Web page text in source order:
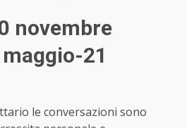
novembre
21
le conversazioni sono